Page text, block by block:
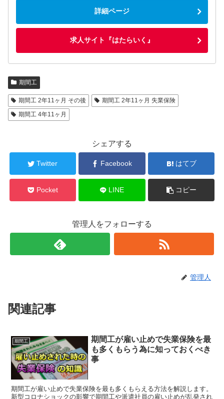
詳細ページ
求人サイト『はたらいく』
期間工
期間工 2年11ヶ月 その後
期間工 2年11ヶ月 失業保険
期間工 4年11ヶ月
シェアする
Twitter Facebook はてブ
Pocket LINE コピー
管理人をフォローする
管理人
関連記事
期間工
期間工が雇い止めで失業保険を最
も多くもらう為に知っておくべき
事
期間工が雇い止めで失業保険を最も多くもらえる方法を解説します。
新型コロナショックの影響で期間工や派遣社員の雇い止めが乱発され